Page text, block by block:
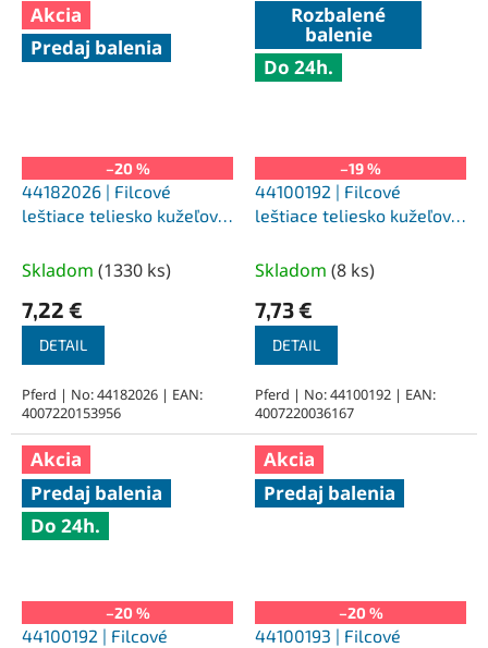
Akcia
Predaj balenia
–20 %
44182026 | Filcové
leštiace teliesko kužeľové
(stredne tvrdé)
Skladom (1330 ks)
7,22 €
DETAIL
Pferd | No: 44182026 | EAN:
4007220153956
Rozbalené
balenie
Do 24h.
–19 %
44100192 | Filcové
leštiace teliesko kužeľové
M (stredne tvrdé)
Skladom (8 ks)
7,73 €
DETAIL
Pferd | No: 44100192 | EAN:
4007220036167
Akcia
Predaj balenia
Do 24h.
–20 %
44100192 | Filcové
Akcia
Predaj balenia
–20 %
44100193 | Filcové